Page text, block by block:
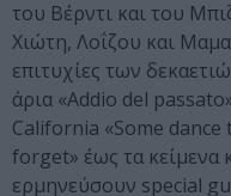
του Βέρντι και του
Χιώτη, Λοΐζου και
επιτυχίες των
άρια «Addio del
California «Some
forget» έως τα κείμενα
ερμηνεύσουν special